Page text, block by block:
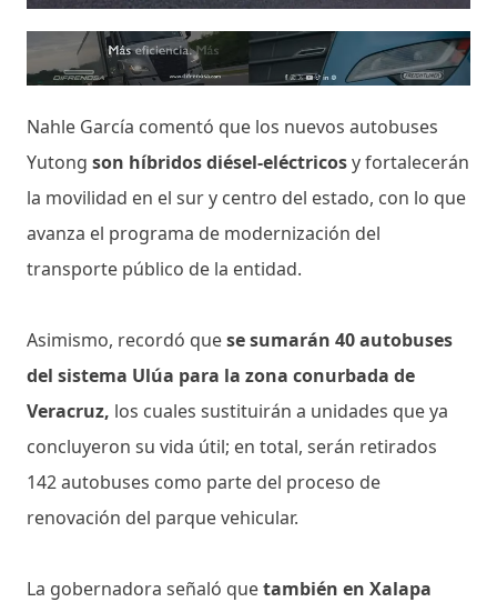
Nahle García comentó que los nuevos autobuses
Yutong son híbridos diésel-eléctricosy fortalecerán
la movilidad en el sur y centro del estado, con lo que
avanza el programa de modernización del
transporte público de la entidad.
Asimismo, recordó quese sumarán 40 autobuses
del sistema Ulúa para la zona conurbada de
Veracruz, los cuales sustituirán a unidades que ya
concluyeron su vida útil; en total, serán retirados
142 autobuses como parte del proceso de
renovación del parque vehicular.
La gobernadora señaló quetambién en Xalapa